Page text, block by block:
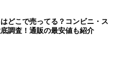
どこで売ってる？コンビニ・ス
調査！通販の最安値も紹介